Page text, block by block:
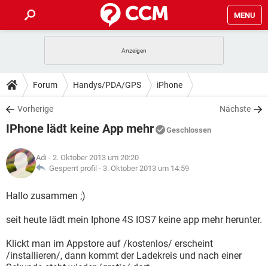
MENU
ANDROID IOS
WINDOWS 10
WHATSAPP TIKTOK
FACEBOOK
TIPPS & TRICKS
SPIELE STREAMING
WHATSAPP
FACEBOOK
DOWNLOADS
SPIELE STREAMING
ANDROID
WINDOWS 10 INSTAGRAM
WHATSAPP
SPIELE
ANDROID
WINDOWS 10
WHATSAPP TIKTOK
FACEBOOK HARDWARE
LEXIKON
SPIELE
WHATSAPP TIKTOK
Forum Handys/PDA/GPS iPhone
Vorherige Nächste
IPhone lädt keine App mehr Geschlossen
Adi - 2. Oktober 2013 um 20:20
Gesperrt profil - 3. Oktober 2013 um 14:59
Hallo zusammen ;)
seit heute lädt mein Iphone 4S IOS7 keine app mehr herunter.
Klickt man im Appstore auf /kostenlos/ erscheint
/installieren/, dann kommt der Ladekreis und nach einer